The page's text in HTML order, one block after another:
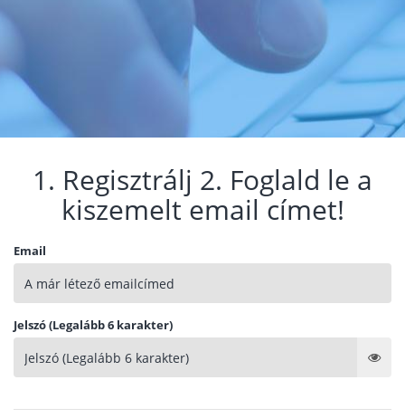
1. Regisztrálj 2. Foglald le a
kiszemelt email címet!
Email
Jelszó (Legalább 6 karakter)